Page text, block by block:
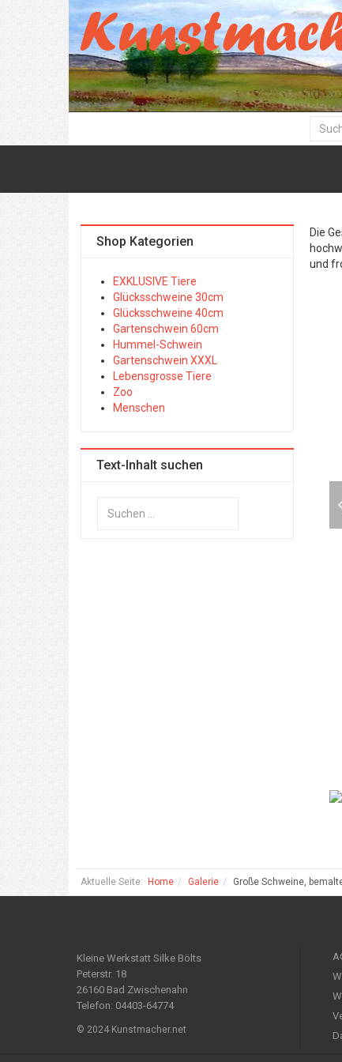
Die
und
Shop Kategorien
EXKLUSIVE Tiere
Glücksschweine 30cm
Glücksschweine 40cm
Gartenschwein 60cm
Hummel-Schwein
Gartenschwein XXXL
Lebensgrosse Tiere
Zoo
Menschen
Text-Inhalt suchen
Aktuelle Seite: Home Galerie Große Schweine,
Kleine Werkstatt Silke Bölts
Peterstr. 18
26160 Bad Zwischenahn
Telefon: 04403-64774
© 2024 Kunstmacher.net